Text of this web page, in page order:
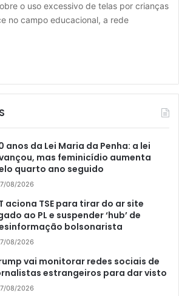
o uso excessivo de telas por crianças
no campo educacional, a rede
anos da Lei Maria da Penha: a lei
mas feminicídio aumenta
quarto ano seguido
7/08/2026
aciona TSE para tirar do ar site
ao PL e suspender ‘hub’ de
bolsonarista
7/08/2026
vai monitorar redes sociais de
estrangeiros para dar visto
7/08/2026